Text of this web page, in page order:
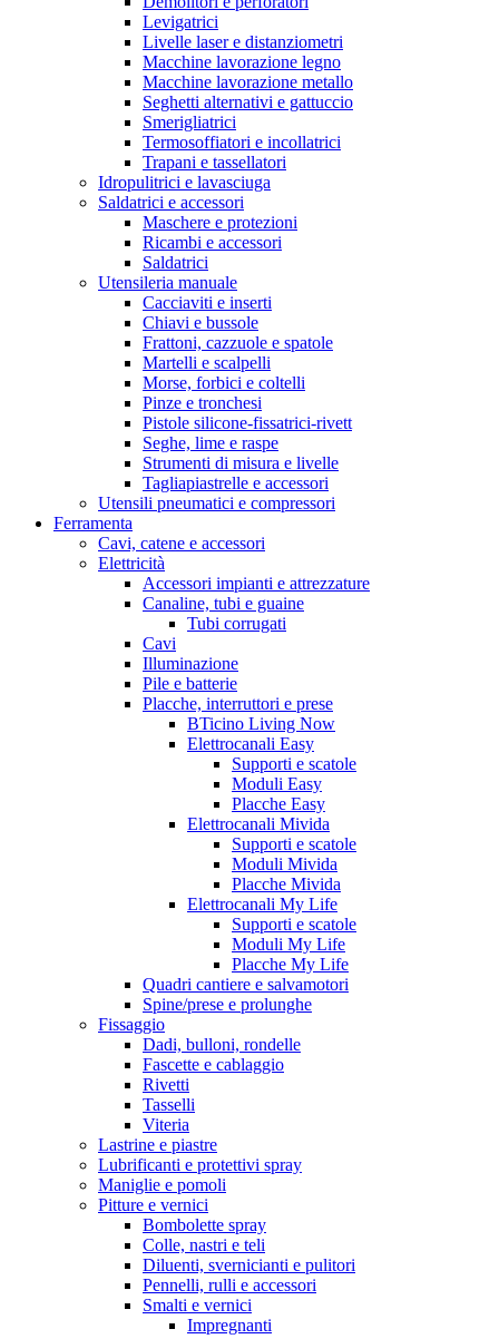
Levigatrici
Livelle laser e distanziometri
Macchine lavorazione legno
Macchine lavorazione metallo
Seghetti alternativi e gattuccio
Smerigliatrici
Termosoffiatori e incollatrici
Trapani e tassellatori
Idropulitrici e lavasciuga
Saldatrici e accessori
Maschere e protezioni
Ricambi e accessori
Saldatrici
Utensileria manuale
Cacciaviti e inserti
Chiavi e bussole
Frattoni, cazzuole e spatole
Martelli e scalpelli
Morse, forbici e coltelli
Pinze e tronchesi
Pistole silicone-fissatrici-rivett
Seghe, lime e raspe
Strumenti di misura e livelle
Tagliapiastrelle e accessori
Utensili pneumatici e compressori
Ferramenta
Cavi, catene e accessori
Elettricità
Accessori impianti e attrezzature
Canaline, tubi e guaine
Tubi corrugati
Cavi
Illuminazione
Pile e batterie
Placche, interruttori e prese
BTicino Living Now
Elettrocanali Easy
Supporti e scatole
Moduli Easy
Placche Easy
Elettrocanali Mivida
Supporti e scatole
Moduli Mivida
Placche Mivida
Elettrocanali My Life
Supporti e scatole
Moduli My Life
Placche My Life
Quadri cantiere e salvamotori
Spine/prese e prolunghe
Fissaggio
Dadi, bulloni, rondelle
Fascette e cablaggio
Rivetti
Tasselli
Viteria
Lastrine e piastre
Lubrificanti e protettivi spray
Maniglie e pomoli
Pitture e vernici
Bombolette spray
Colle, nastri e teli
Diluenti, svernicianti e pulitori
Pennelli, rulli e accessori
Smalti e vernici
Impregnanti